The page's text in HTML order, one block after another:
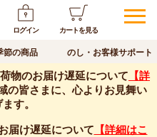
ログイン カートを見る
節の商品 のし・お客様サポート
物のお届け遅延について 【詳
の皆さまに、心よりお見舞い
す。
届け遅延について 【詳細はこ